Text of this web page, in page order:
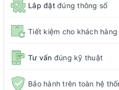
Lắp đặtđúng thông số
Tiết kiệm cho khách hàng
Tư vấn đúng kỹ thuật
Bảo hành trên toàn hệ